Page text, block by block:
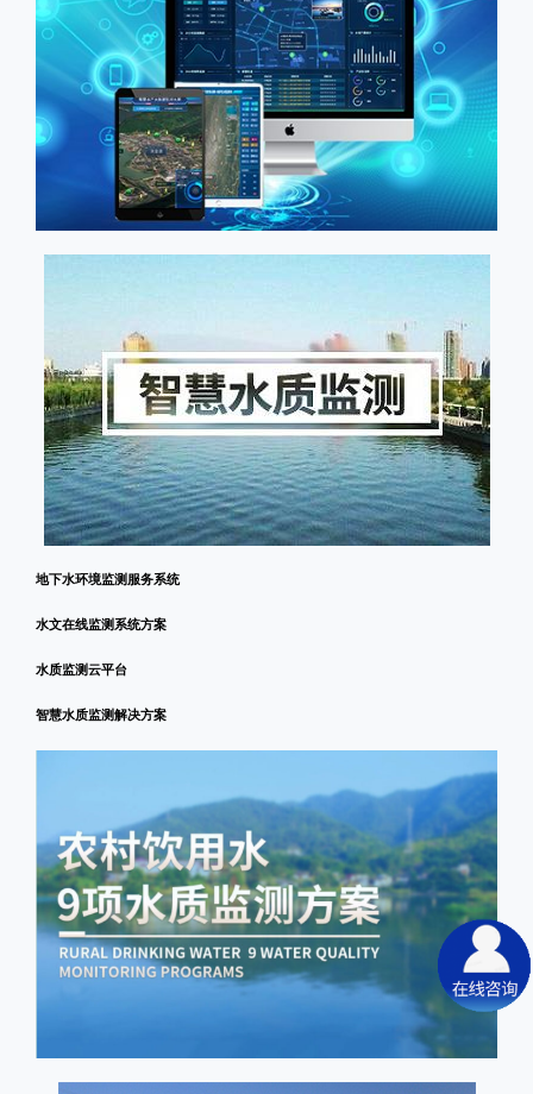
地下水环境监测服务系统
水文在线监测系统方案
水质监测云平台
智慧水质监测解决方案